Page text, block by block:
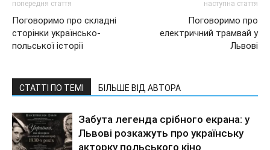
попередня стаття
Поговоримо про складні
сторінки українсько-
польської історії
наступна стаття
Поговоримо про
електричний трамвай у
Львові
СТАТТІ ПО ТЕМІ БІЛЬШЕ ВІД АВТОРА
Забута легенда срібного екрана: у
Львові розкажуть про українську
акторку польського кіно